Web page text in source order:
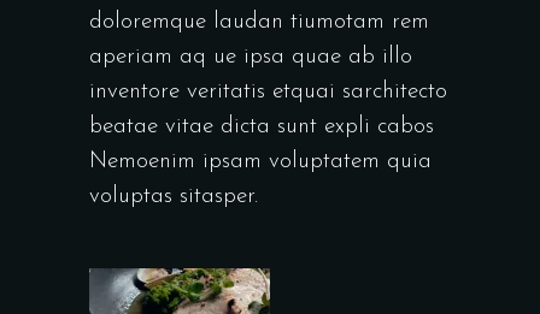
doloremque laudan tiumotam rem
aperiam aq ue ipsa quae ab illo
inventore veritatis etquai sarchitecto
beatae vitae dicta sunt expli cabos
Nemoenim ipsam voluptatem quia
voluptas sitasper.